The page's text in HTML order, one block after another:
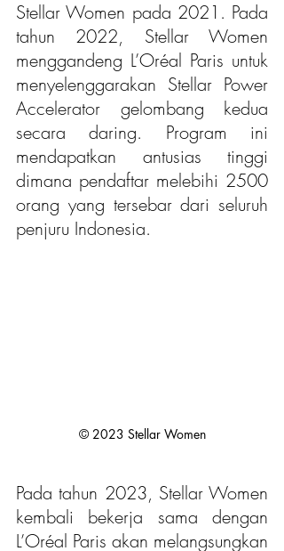
Stellar Women pada 2021. Pada
tahun 2022, Stellar Women
menggandeng L’Oréal Paris untuk
menyelenggarakan Stellar Power
Accelerator gelombang kedua
secara daring. Program ini
mendapatkan antusias tinggi
dimana pendaftar melebihi 2500
orang yang tersebar dari seluruh
penjuru Indonesia.
© 2023 Stellar Women
Pada tahun 2023, Stellar Women
kembali bekerja sama dengan